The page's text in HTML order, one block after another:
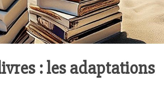
: les adaptations